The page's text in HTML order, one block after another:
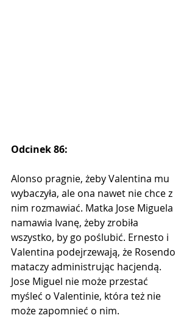
Odcinek 86:
Alonso pragnie, żeby Valentina mu
wybaczyła, ale ona nawet nie chce z
nim rozmawiać. Matka Jose Miguela
namawia Ivanę, żeby zrobiła
wszystko, by go poślubić. Ernesto i
Valentina podejrzewają, że Rosendo
mataczy administrując hacjendą.
Jose Miguel nie może przestać
myśleć o Valentinie, która też nie
może zapomnieć o nim.